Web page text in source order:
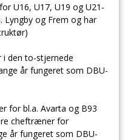
U16, U17, U19 og U21-
og Frem og har
den to-stjernede
år fungeret som DBU-
for bl.a. Avarta og B93
cheftræner for
år fungeret som DBU-